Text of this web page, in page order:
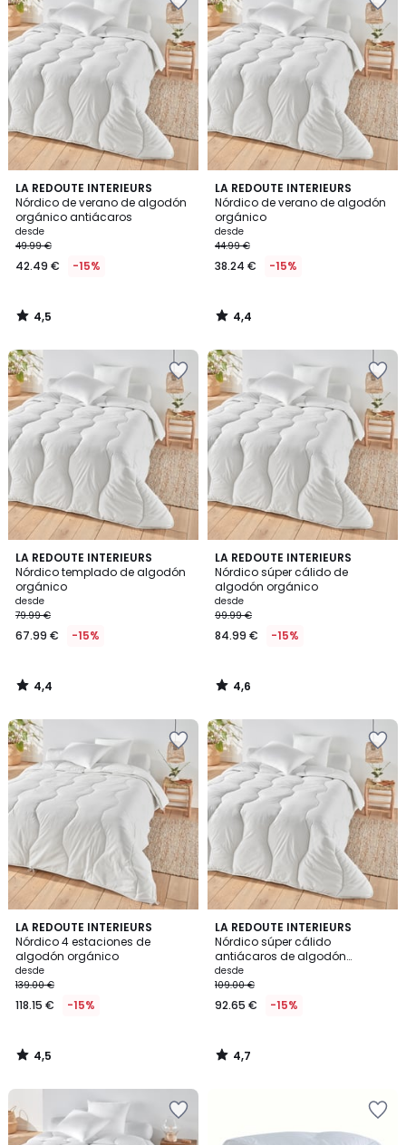
LA REDOUTE INTERIEURS
Nórdico de verano de algodón
orgánico antiácaros
desde
49.99 €
42.49 € -15%
4,5
/ 5
4,5
/
LA REDOUTE INTERIEURS
Nórdico de verano de algodón
orgánico
desde
44.99 €
38.24 € -15%
4,4
/ 5
4,4
/
LA REDOUTE INTERIEURS
Nórdico templado de algodón
orgánico
desde
79.99 €
67.99 € -15%
4,4
/ 5
4,4
/
LA REDOUTE INTERIEURS
Nórdico súper cálido de
algodón orgánico
desde
99.99 €
84.99 € -15%
4,6
/ 5
4,6
/
LA REDOUTE INTERIEURS
Nórdico 4 estaciones de
algodón orgánico
desde
139.00 €
118.15 € -15%
4,5
/ 5
4,5
/
LA REDOUTE INTERIEURS
Nórdico súper cálido
antiácaros de algodón
orgánico
desde
109.00 €
92.65 € -15%
4,7
/ 5
4,7
/